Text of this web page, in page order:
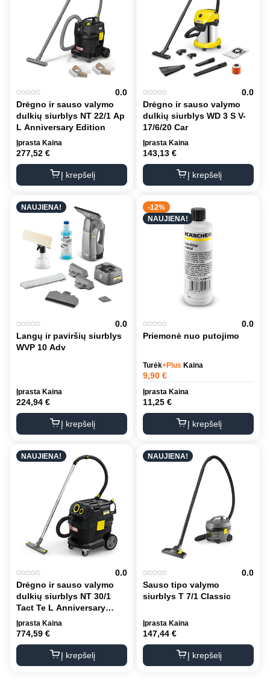
0.0
Drėgno ir sauso valymo
dulkių siurblys NT 22/1 Ap
L Anniversary Edition
Įprasta Kaina
277,52 €
Į krepšelį
0.0
Drėgno ir sauso valymo
dulkių siurblys WD 3 S V-
17/6/20 Car
Įprasta Kaina
143,13 €
Į krepšelį
NAUJIENA!
0.0
Langų ir paviršių siurblys
WVP 10 Adv
Įprasta Kaina
224,94 €
Į krepšelį
-12%
NAUJIENA!
0.0
Priemonė nuo putojimo
Turėk+Plus Kaina
9,90 €
Įprasta Kaina
11,25 €
Į krepšelį
NAUJIENA!
0.0
Drėgno ir sauso valymo
dulkių siurblys NT 30/1
Tact Te L Anniversary
Edition
Įprasta Kaina
774,59 €
Į krepšelį
NAUJIENA!
0.0
Sauso tipo valymo
siurblys T 7/1 Classic
Įprasta Kaina
147,44 €
Į krepšelį